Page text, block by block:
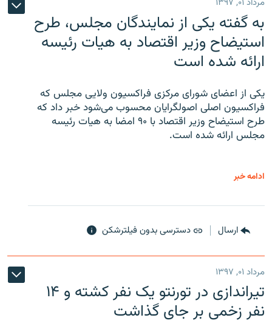
مرداد ۰۱, ۱۳۹۷
به گفته یکی از نمایندگان مجلس، طرح
استیضاح وزیر اقتصاد به هیات رئیسه
ارائه شده است
یکی از اعضای شورای مرکزی فراکسیون ولایی مجلس که
فراکسیون اصلی اصولگرایان محسوب می‌شود خبر داد که
طرح استیضاح وزیر اقتصاد با ۹۰ امضا به هیات رئیسه
مجلس ارائه شده است.
ادامه خبر
ارسال دسترسی بدون فیلترشکن
مرداد ۰۱, ۱۳۹۷
تیراندازی در تورنتو یک نفر کشته و ۱۴
نفر زخمی بر جای گذاشت